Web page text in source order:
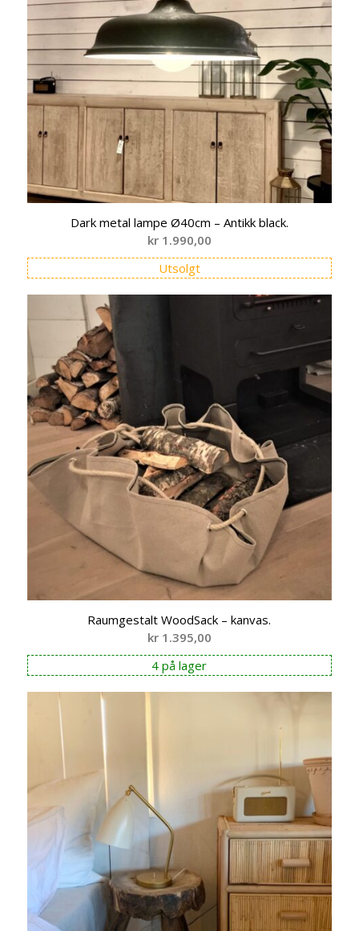
Dark metal lampe Ø40cm – Antikk black.
kr1.990,00
Utsolgt
Raumgestalt WoodSack – kanvas.
kr1.395,00
4 på lager